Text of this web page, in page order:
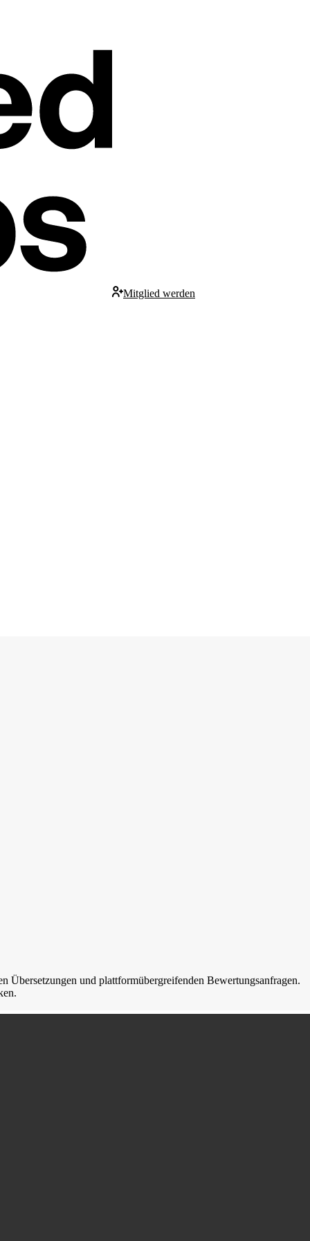
Mitglied werden
Übersetzungen und plattformübergreifenden Bewertungsanfragen.